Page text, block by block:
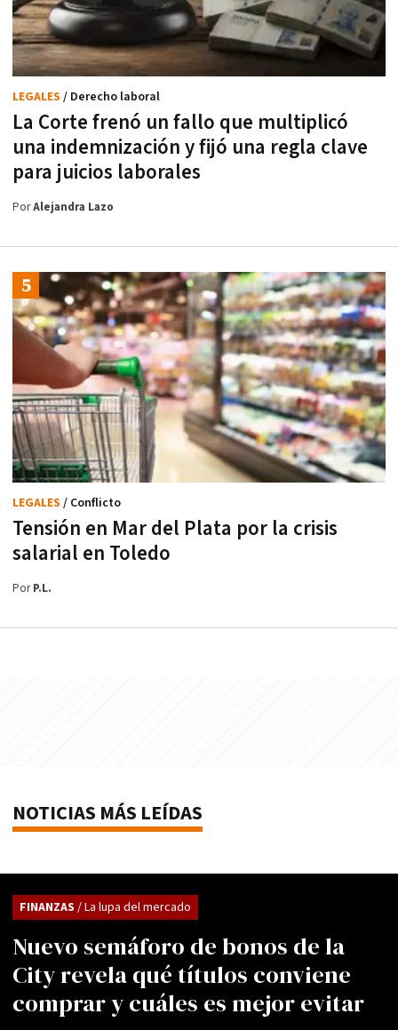
La Corte frenó un fallo que multiplicó
una indemnización y fijó una regla clave
para juicios laborales
LEGALES / Derecho laboral
PorAlejandra Lazo
Tensión en Mar del Plata por la crisis
salarial en Toledo
LEGALES / Conflicto
PorP.L.
NOTICIAS MÁS LEÍDAS
Nuevo semáforo de bonos de la
City revela qué títulos conviene
comprar y cuáles es mejor evitar
FINANZAS / La lupa del mercado